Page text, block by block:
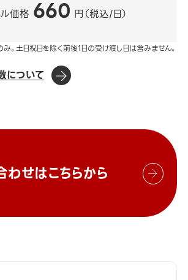
価格 660 円（税込/日）
。土日祝日を除く前後1日の受け渡し日は含みません。
について
わせはこちらから